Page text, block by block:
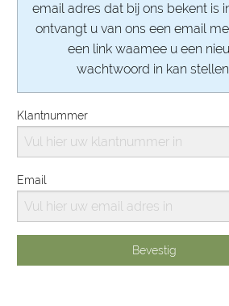
email adres dat bij ons bekent is
ontvangt u van ons een email
een link waamee u een
wachtwoord in kan
Klantnummer
Email